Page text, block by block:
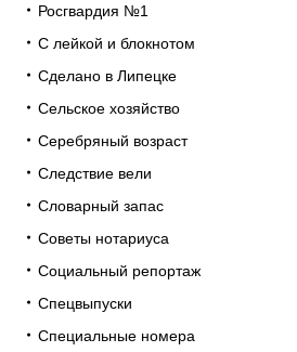
Росгвардия №1
С лейкой и блокнотом
Сделано в Липецке
Сельское хозяйство
Серебряный возраст
Следствие вели
Словарный запас
Советы нотариуса
Социальный репортаж
Спецвыпуски
Специальные номера